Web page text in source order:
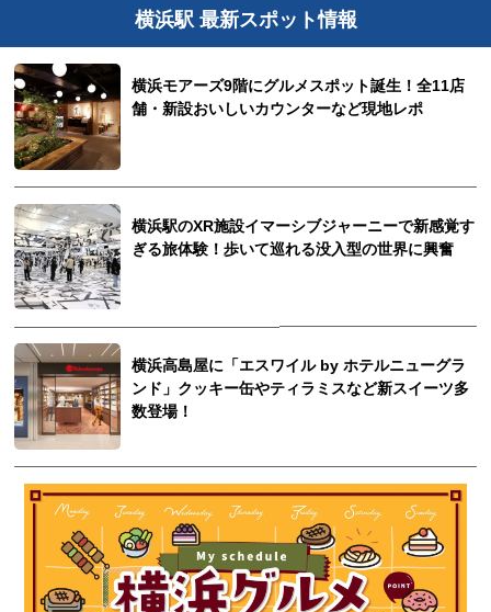
横浜駅 最新スポット情報
横浜モアーズ9階にグルメスポット誕生！全11店
舗・新設おいしいカウンターなど現地レポ
横浜駅のXR施設イマーシブジャーニーで新感覚す
ぎる旅体験！歩いて巡れる没入型の世界に興奮
横浜高島屋に「エスワイル by ホテルニューグラ
ンド」クッキー缶やティラミスなど新スイーツ多
数登場！